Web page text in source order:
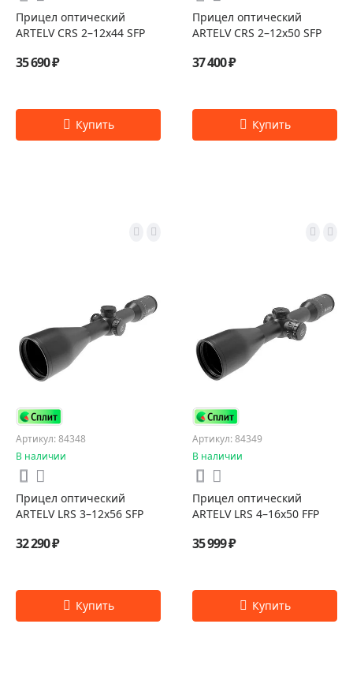
Прицел оптический
ARTELV CRS 2–12x44 SFP
35 690 ₽
Прицел оптический
ARTELV CRS 2–12x50 SFP
37 400 ₽
Артикул: 84348
В наличии
Прицел оптический
ARTELV LRS 3–12x56 SFP
32 290 ₽
Артикул: 84349
В наличии
Прицел оптический
ARTELV LRS 4–16x50 FFP
35 999 ₽